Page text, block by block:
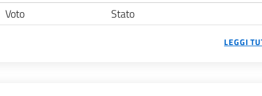
Voto Stato
LEGGI